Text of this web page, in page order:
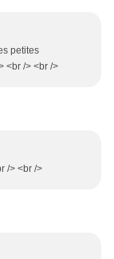
petites
<br /> <br />
/> <br />